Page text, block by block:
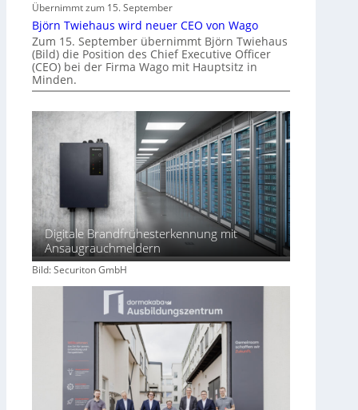
Übernimmt zum 15. September
Björn Twiehaus wird neuer CEO von Wago
Zum 15. September übernimmt Björn Twiehaus
(Bild) die Position des Chief Executive Officer
(CEO) bei der Firma Wago mit Hauptsitz in
Minden.
Digitale Brandfrühesterkennung mit
Ansaugrauchmeldern
Bild: Securiton GmbH